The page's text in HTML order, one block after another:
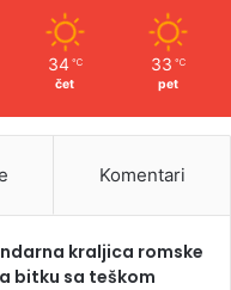
34 ℃
čet
33 ℃
pet
Komentari
kraljica romske
bitku sa teškom